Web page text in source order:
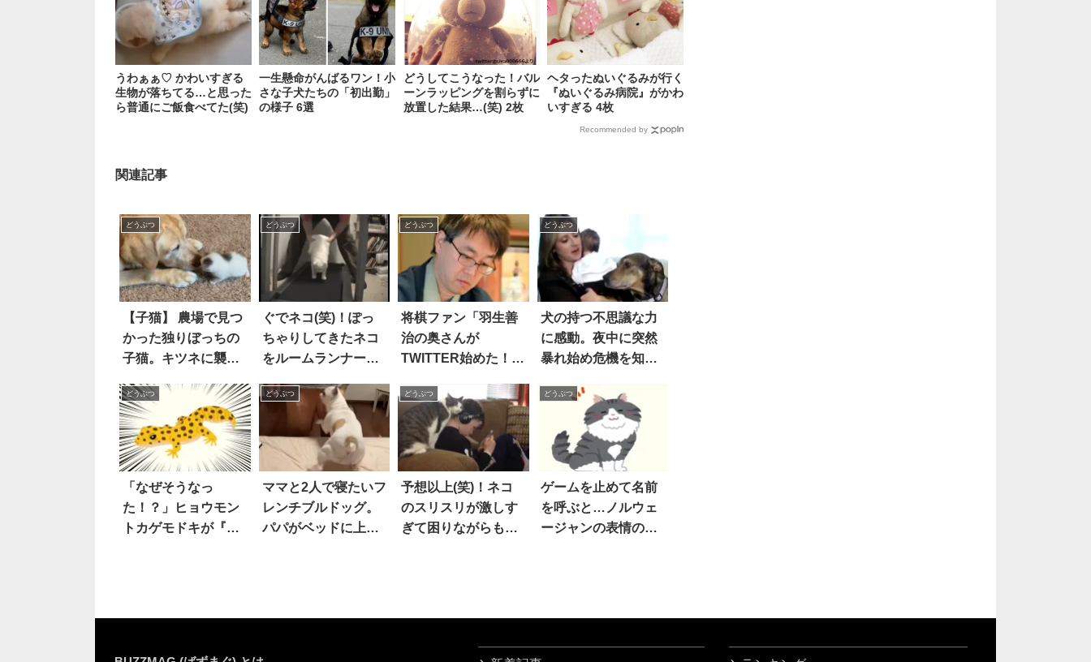
うわぁぁ♡ かわいすぎる
生物が落ちてる…と思った
ら普通にご飯食べてた(笑)
一生懸命がんばるワン！小
さな子犬たちの「初出勤」
の様子 6選
どうしてこうなった！バル
ーンラッピングを割らずに
放置した結果…(笑) 2枚
ヘタったぬいぐるみが行く
『ぬいぐるみ病院』がかわ
いすぎる 4枚
Recommended by
関連記事
どうぶつ
【子猫】 農場で見つ
かった独りぼっちの
子猫。キツネに襲わ
連れて帰ると、興味
津々の先住犬がやっ
てきて…？
どうぶつ
ぐでネコ(笑)！ぽっ
ちゃりしてきたネコ
をルームランナーに
どうぶつ
将棋ファン「羽生善
治の奥さんが
TWITTER始めた！フ
→結果(笑)
どうぶつ
犬の持つ不思議な力
に感動。夜中に突然
暴れ始め危機を知ら
どうぶつ
「なぜそうなっ
た！？」ヒョウモン
トカゲモドキが『脱
どうぶつ
ママと2人で寝たいフ
レンチブルドッグ。
パパがベッドに上が
どうぶつ
予想以上(笑)！ネコ
のスリスリが激しす
ぎて困りながらもニ
どうぶつ
ゲームを止めて名前
を呼ぶと…ノルウェ
ージャンの表情の変